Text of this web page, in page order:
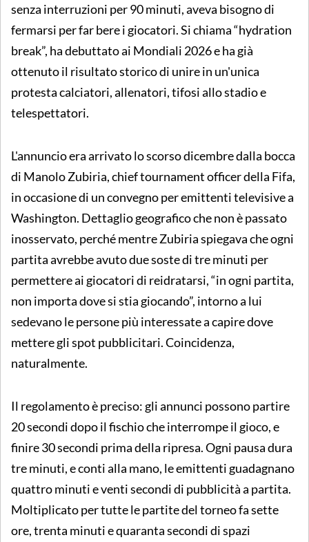
senza interruzioni per 90 minuti, aveva bisogno di
fermarsi per far bere i giocatori. Si chiama “hydration
break”, ha debuttato ai Mondiali 2026 e ha già
ottenuto il risultato storico di unire in un'unica
protesta calciatori, allenatori, tifosi allo stadio e
telespettatori.
L'annuncio era arrivato lo scorso dicembre dalla bocca
di Manolo Zubiria, chief tournament officer della Fifa,
in occasione di un convegno per emittenti televisive a
Washington. Dettaglio geografico che non è passato
inosservato, perché mentre Zubiria spiegava che ogni
partita avrebbe avuto due soste di tre minuti per
permettere ai giocatori di reidratarsi, “in ogni partita,
non importa dove si stia giocando”, intorno a lui
sedevano le persone più interessate a capire dove
mettere gli spot pubblicitari. Coincidenza,
naturalmente.
Il regolamento è preciso: gli annunci possono partire
20 secondi dopo il fischio che interrompe il gioco, e
finire 30 secondi prima della ripresa. Ogni pausa dura
tre minuti, e conti alla mano, le emittenti guadagnano
quattro minuti e venti secondi di pubblicità a partita.
Moltiplicato per tutte le partite del torneo fa sette
ore, trenta minuti e quaranta secondi di spazi